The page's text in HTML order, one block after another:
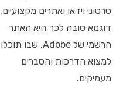
סרטוני וידאו ואתרים מקצועיים.
דוגמא טובה לכך היא האתר
הרשמי של Adobe, שבו תוכלו
למצוא הדרכות והסברים
מעמיקים.